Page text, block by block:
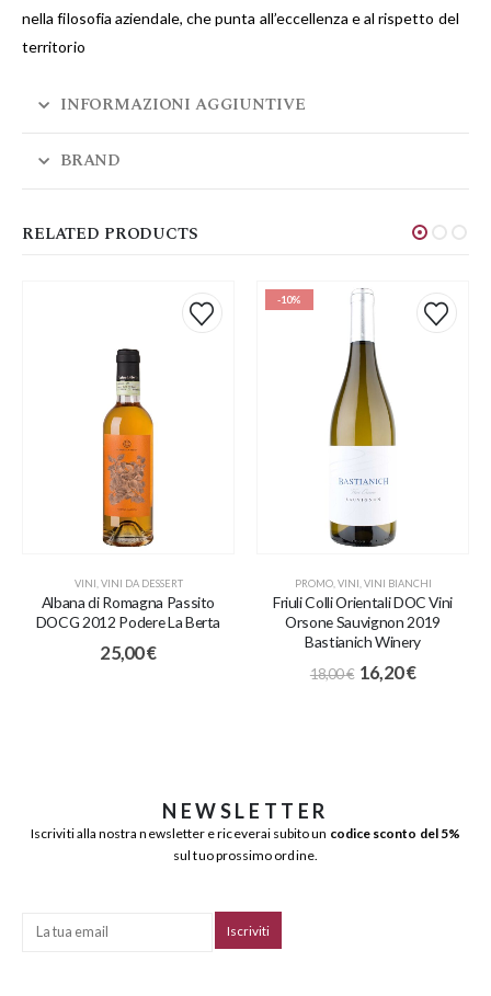
nella filosofia aziendale, che punta all’eccellenza e al rispetto del
territorio
INFORMAZIONI AGGIUNTIVE
BRAND
RELATED PRODUCTS
VINI VINI DA DESSERT
Albana di Romagna Passito
DOCG 2012 Podere La Berta
25,00€
-10%
PROMO, VINI VINI BIANCHI
Friuli Colli Orientali DOC Vini
Orsone Sauvignon 2019
Bastianich Winery
18,00€ 16,20€
NEWSLETTER
Iscriviti alla nostra newsletter e riceverai subito un codice sconto del 5%
sul tuo prossimo ordine.